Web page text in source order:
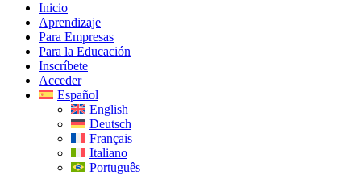
Inicio
Aprendizaje
Para Empresas
Para la Educación
Inscríbete
Acceder
Español
English
Deutsch
Français
Italiano
Português